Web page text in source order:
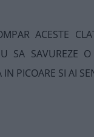
ACESTE
SA SAVUREZE
PICOARE SI AI